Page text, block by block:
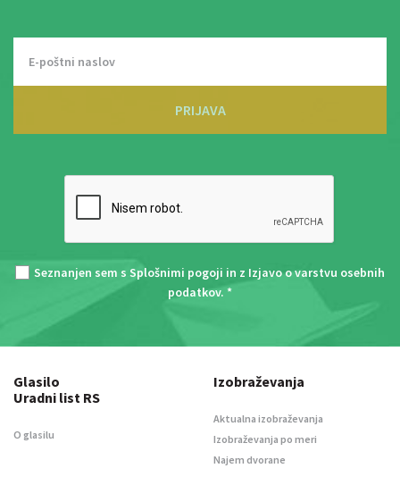
PRIJAVA
Seznanjen sem s Splošnimi pogoji in z Izjavo o varstvu osebnih
podatkov. *
Glasilo
Uradni list RS
O glasilu
Izobraževanja
Aktualna izobraževanja
Izobraževanja po meri
Najem dvorane